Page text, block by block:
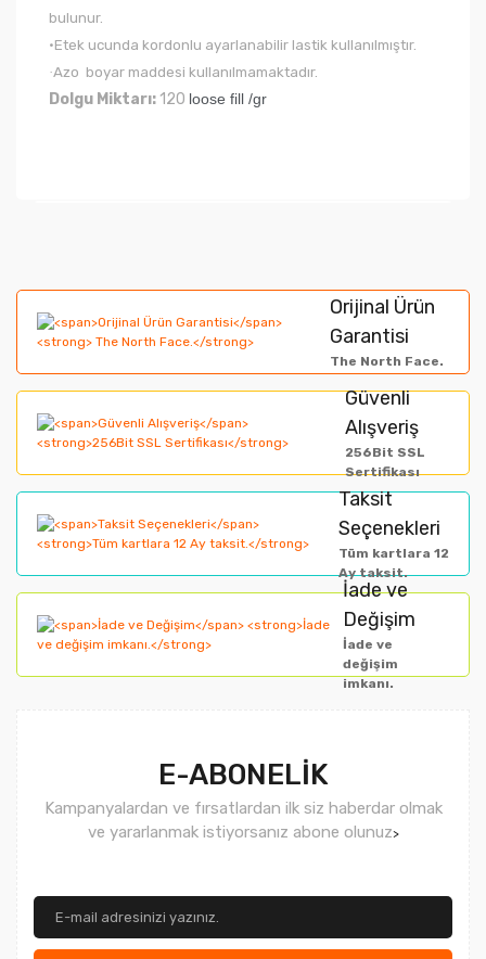
bulunur.
•Etek ucunda kordonlu ayarlanabilir lastik kullanılmıştır.
·Azo boyar maddesi kullanılmamaktadır.
Dolgu Miktarı: 120 loose fill /gr
Yorum Yaz
formunu kullanarak tarafımıza iletebilirsiniz.
Görüş ve önerileriniz için teşekkür ederiz.
Ürün resmi kalitesiz, bozuk veya görüntülenemiyor.
Ürün açıklamasında eksik bilgiler bulunuyor.
Bu ürüne benzer farklı alternatifler olmalı.
Orijinal Ürün
Garantisi
The North Face.
Güvenli
Alışveriş
256Bit SSL
Sertifikası
Taksit
Seçenekleri
Tüm kartlara 12
Ay taksit.
İade ve
Değişim
İade ve
değişim
imkanı.
E-ABONELİK
Kampanyalardan ve fırsatlardan ilk siz haberdar olmak
ve yararlanmak istiyorsanız abone olunuz>